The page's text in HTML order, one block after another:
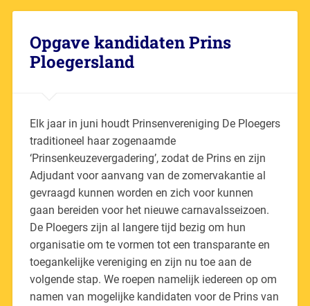
Opgave kandidaten Prins
Ploegersland
Elk jaar in juni houdt Prinsenvereniging De Ploegers
traditioneel haar zogenaamde
‘Prinsenkeuzevergadering’, zodat de Prins en zijn
Adjudant voor aanvang van de zomervakantie al
gevraagd kunnen worden en zich voor kunnen
gaan bereiden voor het nieuwe carnavalsseizoen.
De Ploegers zijn al langere tijd bezig om hun
organisatie om te vormen tot een transparante en
toegankelijke vereniging en zijn nu toe aan de
volgende stap. We roepen namelijk iedereen op om
namen van mogelijke kandidaten voor de Prins van